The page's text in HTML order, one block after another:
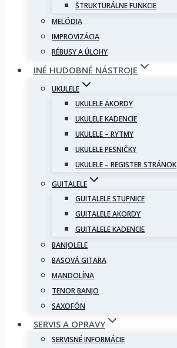
ŠTRUKTURÁLNE FUNKCIE
MELÓDIA
IMPROVIZÁCIA
RÉBUSY A ÚLOHY
INÉ HUDOBNÉ NÁSTROJE
UKULELE
UKULELE AKORDY
UKULELE KADENCIE
UKULELE – RYTMY
UKULELE PESNIČKY
UKULELE – REGISTER STRÁNOK
GUITALELE
GUITALELE STUPNICE
GUITALELE AKORDY
GUITALELE KADENCIE
BANJOLELE
BASOVÁ GITARA
MANDOLÍNA
TENOR BANJO
SAXOFÓN
SERVIS A OPRAVY
SERVISNÉ INFORMÁCIE